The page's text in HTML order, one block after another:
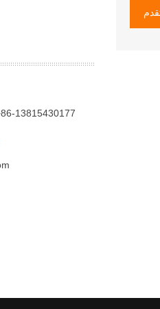
13815430177